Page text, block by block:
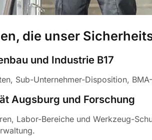
die unser
und Industrie B17
Sub-Unternehmer-Disposition,
Augsburg und Forschung
Labor-Bereiche und Werkzeug-